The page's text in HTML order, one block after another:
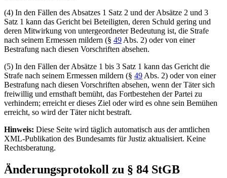
(4) In den Fällen des Absatzes 1 Satz 2 und der Absätze 2 und 3
Satz 1 kann das Gericht bei Beteiligten, deren Schuld gering und
deren Mitwirkung von untergeordneter Bedeutung ist, die Strafe
nach seinem Ermessen mildern (§ 49 Abs. 2) oder von einer
Bestrafung nach diesen Vorschriften absehen.
(5) In den Fällen der Absätze 1 bis 3 Satz 1 kann das Gericht die
Strafe nach seinem Ermessen mildern (§ 49 Abs. 2) oder von einer
Bestrafung nach diesen Vorschriften absehen, wenn der Täter sich
freiwillig und ernsthaft bemüht, das Fortbestehen der Partei zu
verhindern; erreicht er dieses Ziel oder wird es ohne sein Bemühen
erreicht, so wird der Täter nicht bestraft.
Hinweis: Diese Seite wird täglich automatisch aus der amtlichen
XML-Publikation des Bundesamts für Justiz aktualisiert. Keine
Rechtsberatung.
Änderungsprotokoll zu § 84 StGB